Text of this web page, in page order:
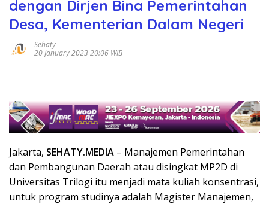
dengan Dirjen Bina Pemerintahan
Desa, Kementerian Dalam Negeri
Sehaty
20 January 2023 20:06 WIB
Jakarta, SEHATY.MEDIA – Manajemen Pemerintahan
dan Pembangunan Daerah atau disingkat MP2D di
Universitas Trilogi itu menjadi mata kuliah konsentrasi,
untuk program studinya adalah Magister Manajemen,